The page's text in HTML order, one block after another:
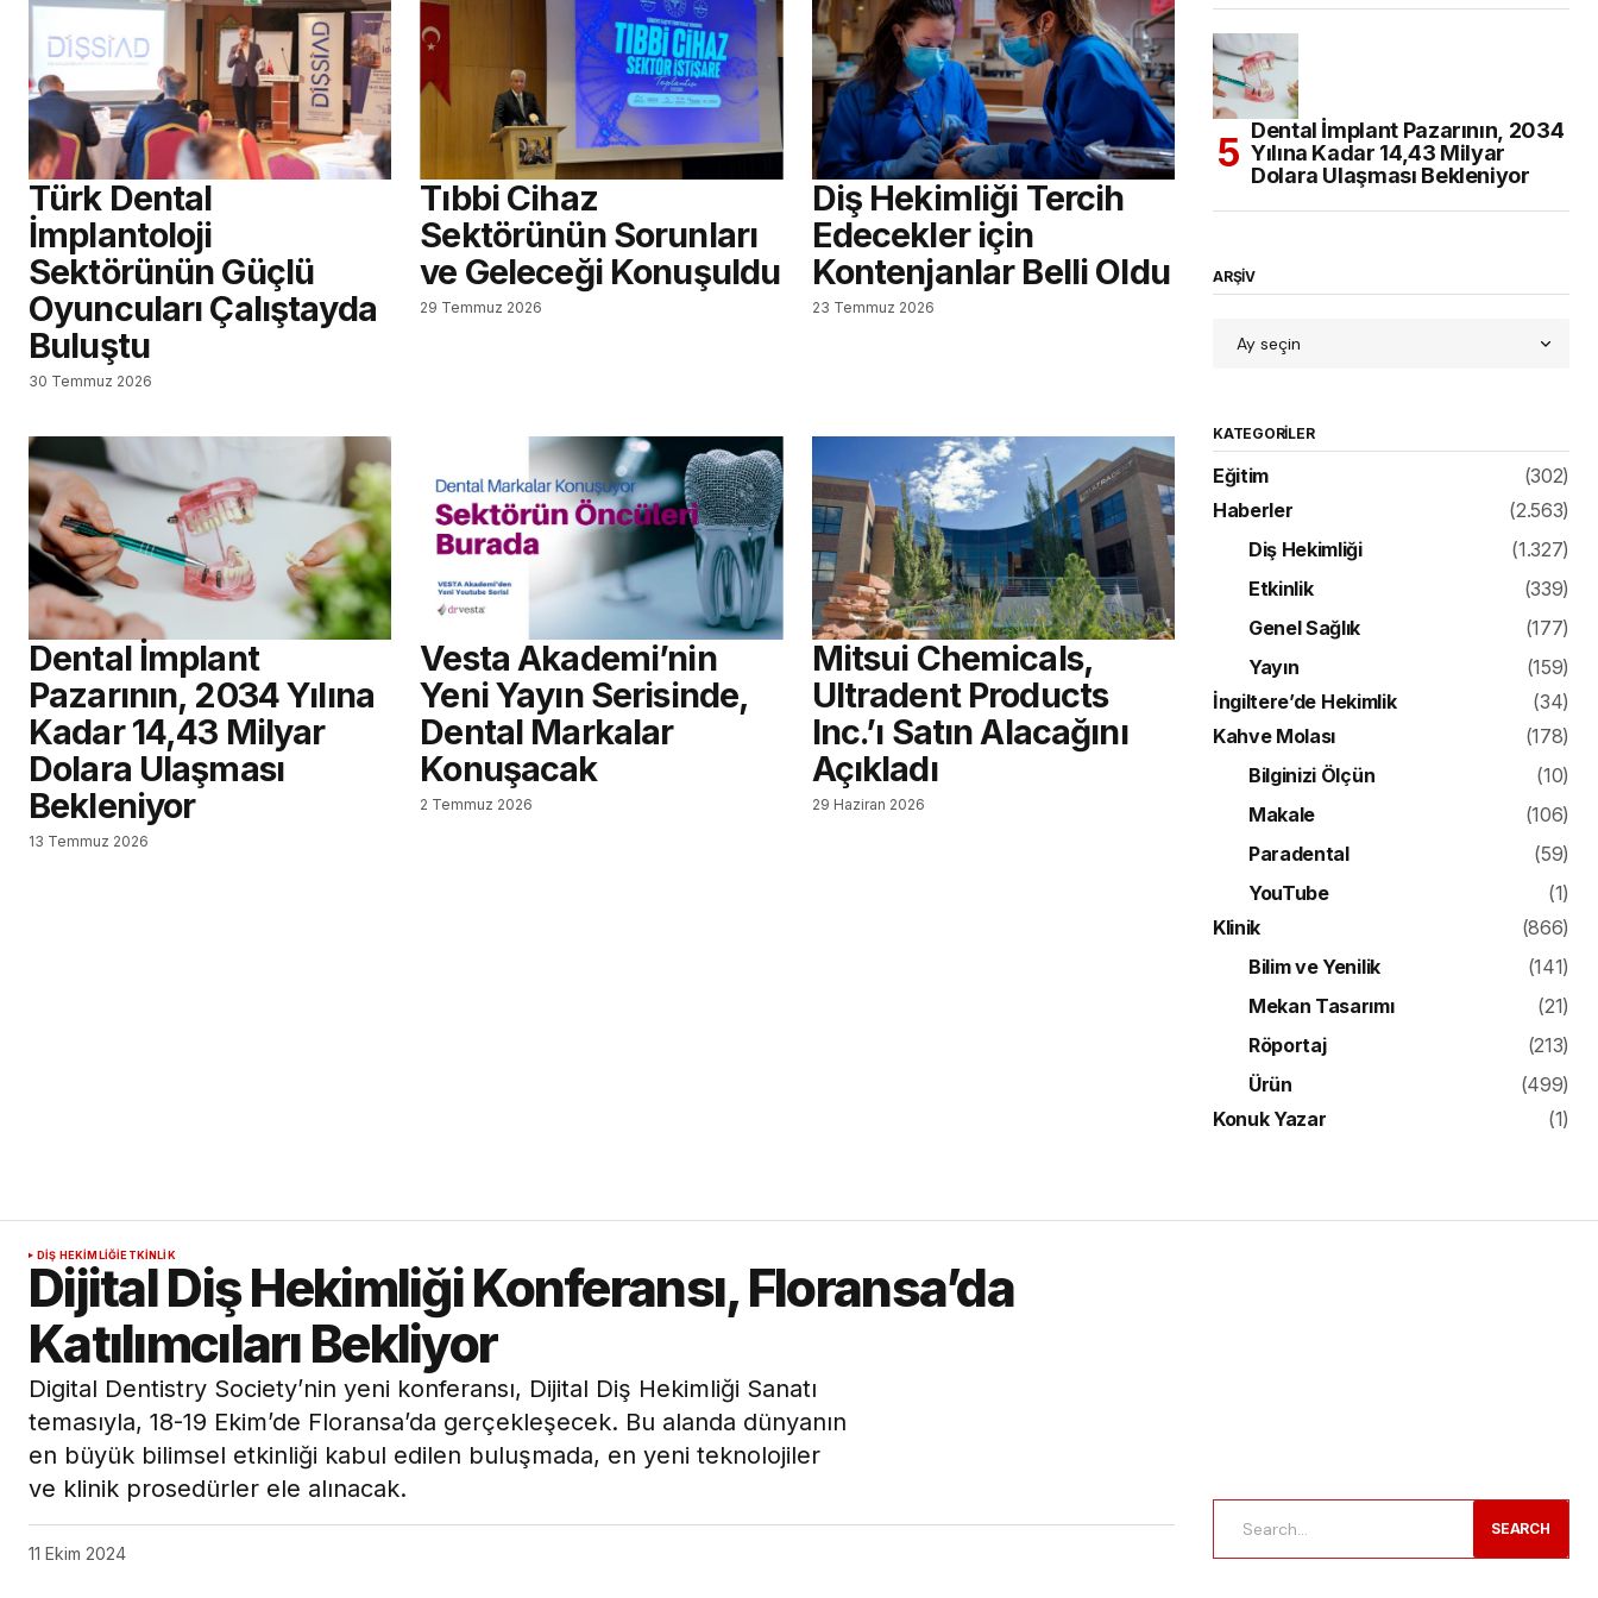
Türk Dental
İmplantoloji
Sektörünün Güçlü
Oyuncuları Çalıştayda
Buluştu
30 Temmuz 2026
Tıbbi Cihaz
Sektörünün Sorunları
ve Geleceği Konuşuldu
29 Temmuz 2026
Diş Hekimliği Tercih
Edecekler için
Kontenjanlar Belli Oldu
23 Temmuz 2026
Dental İmplant
Pazarının, 2034 Yılına
Kadar 14,43 Milyar
Dolara Ulaşması
Bekleniyor
13 Temmuz 2026
Vesta Akademi’nin
Yeni Yayın Serisinde,
Dental Markalar
Konuşacak
2 Temmuz 2026
Mitsui Chemicals,
Ultradent Products
Inc.’ı Satın Alacağını
Açıkladı
29 Haziran 2026
Dental İmplant Pazarının, 2034
Yılına Kadar 14,43 Milyar
Dolara Ulaşması Bekleniyor
ARŞİV
KATEGORILER
Eğitim
(302)
Haberler
(2.563)
Diş Hekimliği
(1.327)
Etkinlik
(339)
Genel Sağlık
(177)
Yayın
(159)
İngiltere’de Hekimlik
(34)
Kahve Molası
(178)
Bilginizi Ölçün
(10)
Makale
(106)
Paradental
(59)
YouTube
(1)
Klinik
(866)
Bilim ve Yenilik
(141)
Mekan Tasarımı
(21)
Röportaj
(213)
Ürün
(499)
Konuk Yazar
(1)
DIŞ HEKIMLIĞIETKINLIK
Dijital Diş Hekimliği Konferansı, Floransa’da
Katılımcıları Bekliyor
Digital Dentistry Society’nin yeni konferansı, Dijital Diş Hekimliği Sanatı
temasıyla, 18-19 Ekim’de Floransa’da gerçekleşecek. Bu alanda dünyanın
en büyük bilimsel etkinliği kabul edilen buluşmada, en yeni teknolojiler
ve klinik prosedürler ele alınacak.
11 Ekim 2024
SEARCH